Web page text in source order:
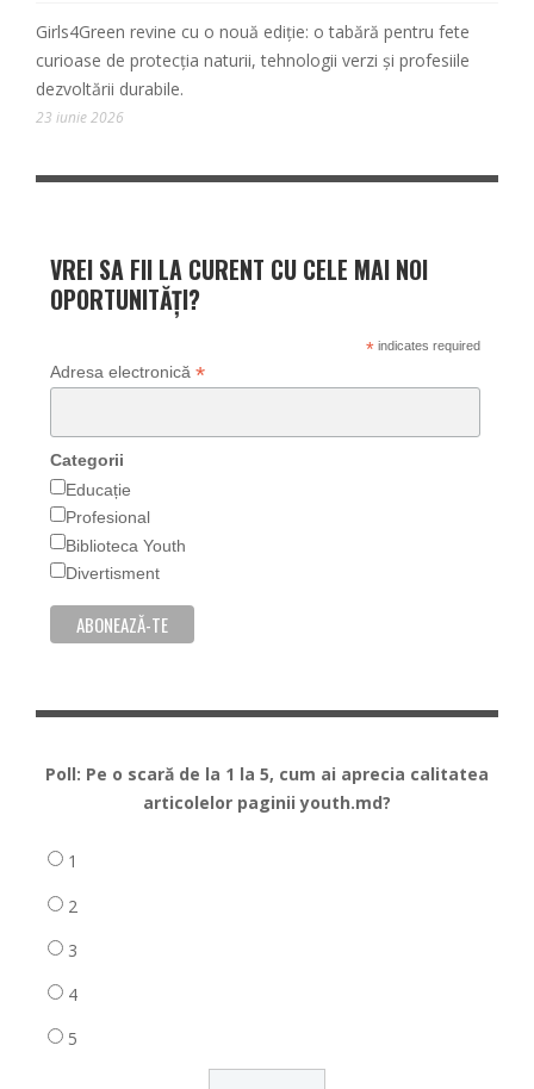
Girls4Green revine cu o nouă ediție: o tabără pentru fete
curioase de protecția naturii, tehnologii verzi și profesiile
dezvoltării durabile.
23 iunie 2026
VREI SA FII LA CURENT CU CELE MAI NOI
OPORTUNITĂȚI?
*indicates required
Adresa electronică *
Categorii
Educație
Profesional
Biblioteca Youth
Divertisment
Poll: Pe o scară de la 1 la 5, cum ai aprecia calitatea
articolelor paginii youth.md?
1
2
3
4
5